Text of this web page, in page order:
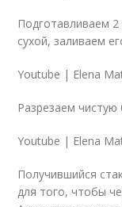
Подготавливаем
сухой, заливаем
Youtube | Elena
Разрезаем чистую
Youtube | Elena
Получившийся
для того, чтобы